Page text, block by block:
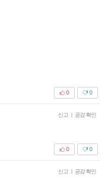
0
0
신고 | 공감 확인
0
0
신고 | 공감 확인